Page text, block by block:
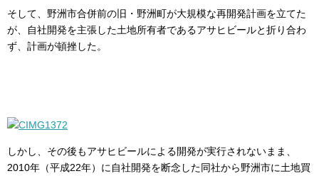
そして、野洲市合併前の旧・野洲町が大規模な再開発計画を立てた
が、自社開発を主張した土地所有者であるアサヒビールと折り合わ
ず、計画が頓挫した。
しかし、その後もアサヒビールによる開発が実行されないまま、
2010年（平成22年）に自社開発を断念した同社から野洲市に土地買